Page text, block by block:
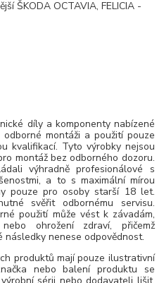
ŠKODA OCTAVIA, FELICIA -
díly a komponenty nabízené
montáži a použití pouze
kvalifikací. Tyto výrobky nejsou
montáž bez odborného dozoru.
výhradně profesionálové s
a to s maximální mírou
pouze pro osoby starší 18 let.
svěřit odbornému servisu.
použití může vést k závadám,
ohrožení zdraví, přičemž
nenese odpovědnost.
produktů mají pouze ilustrativní
nebo balení produktu se